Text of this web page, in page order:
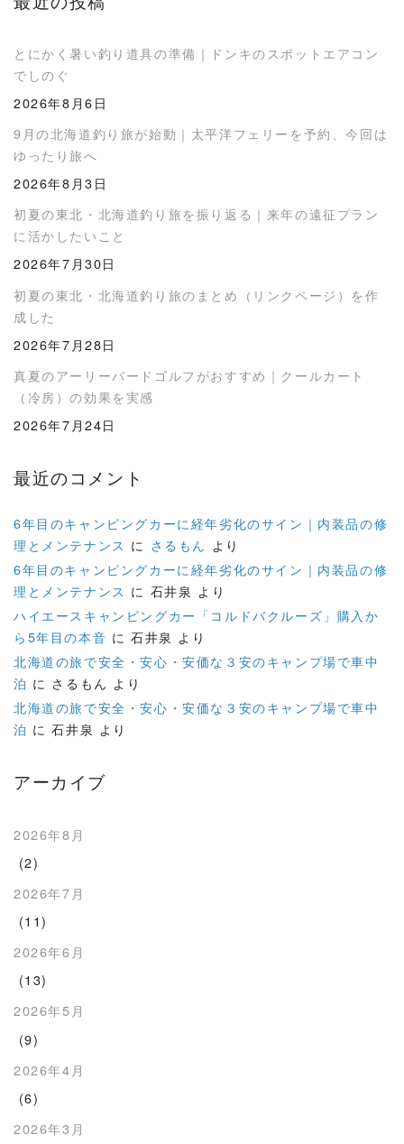
とにかく暑い釣り道具の準備｜ドンキのスポットエアコン
でしのぐ
2026年8月6日
9月の北海道釣り旅が始動｜太平洋フェリーを予約、今回は
ゆったり旅へ
2026年8月3日
初夏の東北・北海道釣り旅を振り返る｜来年の遠征プラン
に活かしたいこと
2026年7月30日
初夏の東北・北海道釣り旅のまとめ（リンクページ）を作
成した
2026年7月28日
真夏のアーリーバードゴルフがおすすめ｜クールカート
（冷房）の効果を実感
2026年7月24日
最近のコメント
6年目のキャンピングカーに経年劣化のサイン｜内装品の修
理とメンテナンス に さるもん より
6年目のキャンピングカーに経年劣化のサイン｜内装品の修
理とメンテナンス に 石井泉 より
ハイエースキャンピングカー「コルドバクルーズ」購入か
ら5年目の本音 に石井泉 より
北海道の旅で安全・安心・安価な３安のキャンプ場で車中
泊 に さるもん より
北海道の旅で安全・安心・安価な３安のキャンプ場で車中
泊 に石井泉 より
アーカイブ
2026年8月
(2)
2026年7月
(11)
2026年6月
(13)
2026年5月
(9)
2026年4月
(6)
2026年3月